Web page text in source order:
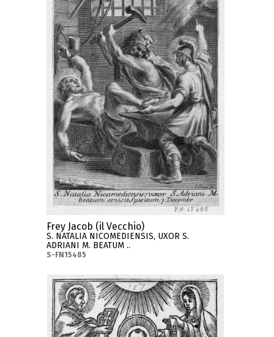
Frey Jacob (il Vecchio)
S. NATALIA NICOMEDIENSIS, UXOR S.
ADRIANI M. BEATUM ..
S-FN15485